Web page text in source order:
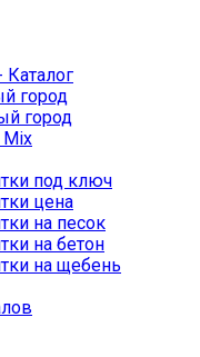
Каталог
город
город
Mix
под ключ
цена
на песок
на бетон
на щебень